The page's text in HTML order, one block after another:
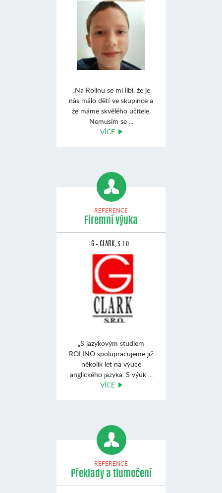
„Na Rolinu se mi líbí, že je
nás málo dětí ve skupince a
že máme skvělého učitele.
Nemusím se ...
VÍCE
REFERENCE
Firemní výuka
G – CLARK, s.r.o.
„S jazykovým studiem
ROLINO spolupracujeme již
několik let na výuce
anglického jazyka. S výuk ...
VÍCE
REFERENCE
Překlady a tlumočení